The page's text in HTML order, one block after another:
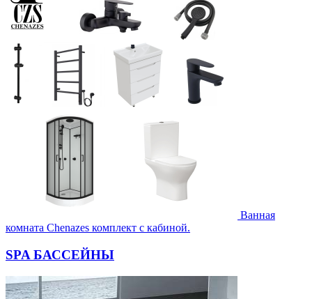
Ванная
комната Chenazes комплект с кабиной.
SPA БАССЕЙНЫ